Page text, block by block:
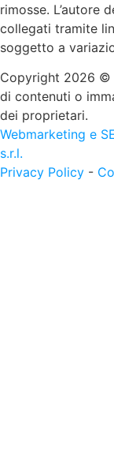
rimosse. L’autore
collegati tramite
soggetto a
Copyright 2026 ©
di contenuti o
dei proprietari.
Webmarketing e
s.r.l.
Privacy Policy -